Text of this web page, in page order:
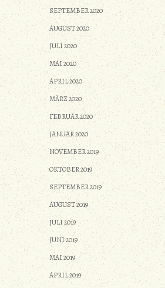
SEPTEMBER 2020
AUGUST 2020
JULI 2020
MAI 2020
APRIL 2020
MÄRZ 2020
FEBRUAR 2020
JANUAR 2020
NOVEMBER 2019
OKTOBER 2019
SEPTEMBER 2019
AUGUST 2019
JULI 2019
JUNI 2019
MAI 2019
APRIL 2019